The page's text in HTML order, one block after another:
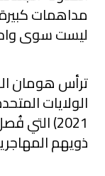
مداهمات
ليست سوى
ترأس هومان
2021)
ذويهم